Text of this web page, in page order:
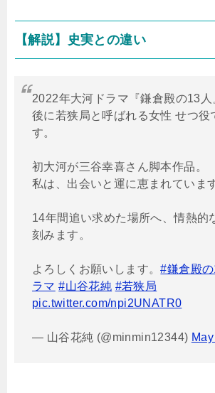
【解説】史実との違い
2022年大河ドラマ『鎌倉殿の13人
後に若狭局と呼ばれる女性 せつ役
す。
初大河が三谷幸喜さん脚本作品。
私は、出会いと運に恵まれていま
14年間追い求めた場所へ、情熱的
刻みます。
よろしくお願いします。#鎌倉殿の
ラマ #山谷花純 #若狭局
pic.twitter.com/npi2UNATR0
— 山谷花純 (@minmin12344)